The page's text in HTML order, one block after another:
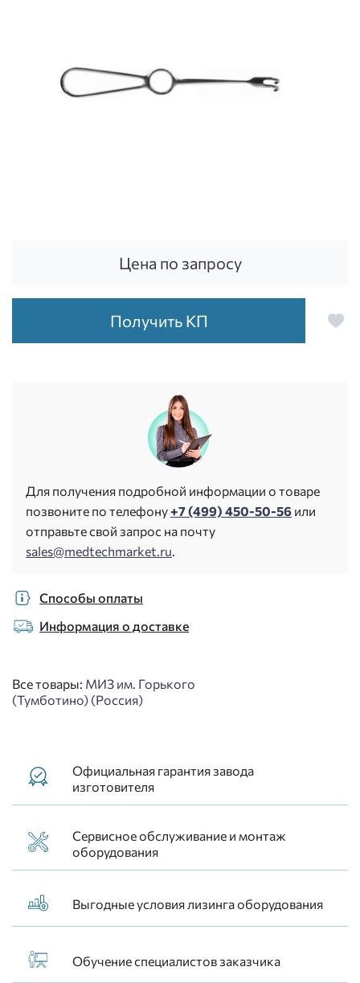
Цена по запросу
Получить КП
Для получения подробной информации о товаре
позвоните по телефону+7 (499) 450-50-56 или
отправьте свой запрос на почту
sales@medtechmarket.ru.
Способы оплаты
Информация о доставке
Все товары: МИЗ им. Горького
(Тумботино) (Россия)
Официальная гарантия завода
изготовителя
Сервисное обслуживание и монтаж
оборудования
Выгодные условия лизинга оборудования
Обучение специалистов заказчика